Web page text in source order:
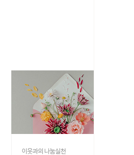
이웃과의 나눔실천